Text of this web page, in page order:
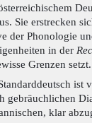
Sie erstrecken
der Phonologie
in der
Grenzen setzt.
ist
gebräuchlichen
klar